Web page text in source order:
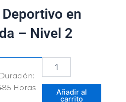
en
– Nivel 2
Duración:
Horas
Deportivo
Escalada
Añadir al
carrito